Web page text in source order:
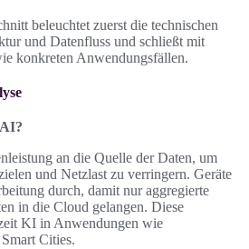
beleuchtet zuerst die technischen
und Datenfluss und schließt mit
konkreten Anwendungsfällen.
an die Quelle der Daten, um
und Netzlast zu verringern. Geräte
durch, damit nur aggregierte
in die Cloud gelangen. Diese
KI in Anwendungen wie
Cities.